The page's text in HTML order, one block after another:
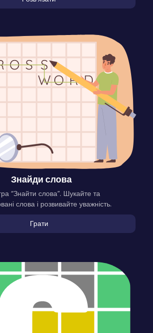
Знайди слова
“Знайти слова”. Шукайте та
слова і розвивайте уважність.
Грати